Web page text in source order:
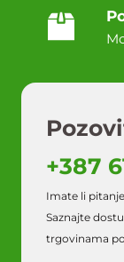
+387
Imate li
Saznajte
trgovinama